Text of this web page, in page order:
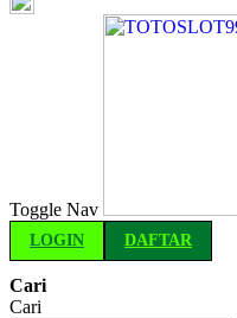
Toggle Nav
LOGIN DAFTAR
Cari
Cari